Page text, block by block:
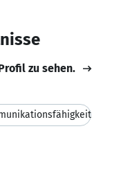
zu sehen.